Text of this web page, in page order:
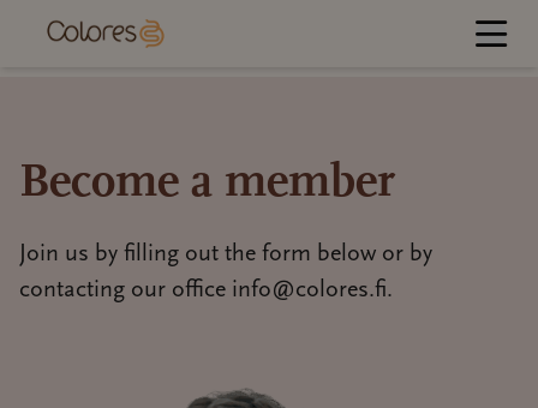
Become a member
Join us by filling out the form below or by
contacting our office info@colores.fi.